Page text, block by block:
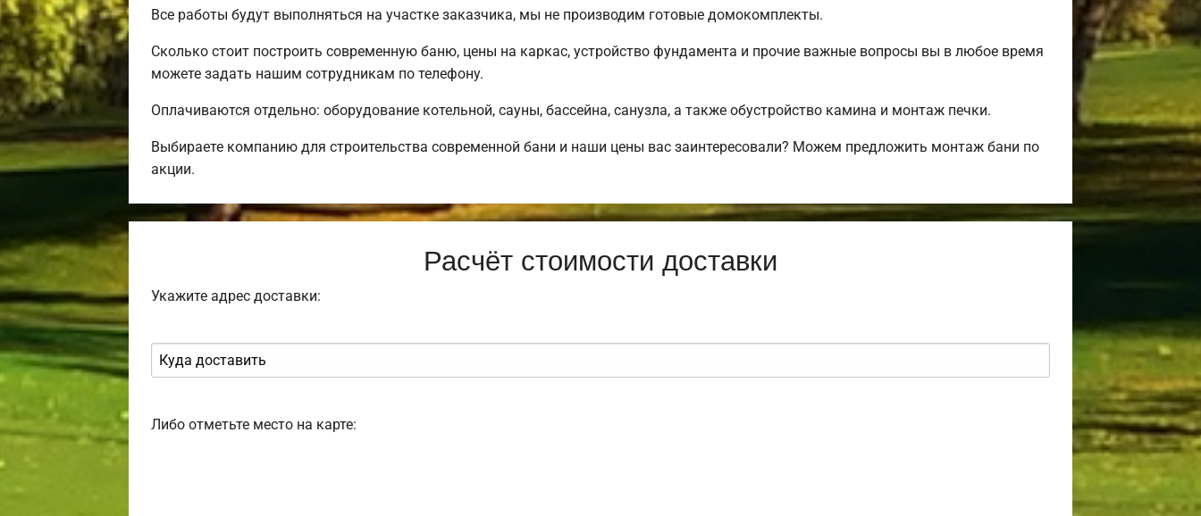
Все работы будут выполняться на участке заказчика, мы не производим готовые домокомплекты.
Сколько стоит построить современную баню, цены на каркас, устройство фундамента и прочие важные вопросы вы в любое время
можете задать нашим сотрудникам по телефону.
Оплачиваются отдельно: оборудование котельной, сауны, бассейна, санузла, а также обустройство камина и монтаж печки.
Выбираете компанию для строительства современной бани и наши цены вас заинтересовали? Можем предложить монтаж бани по
акции.
Расчёт стоимости доставки
Укажите адрес доставки:
Либо отметьте место на карте: